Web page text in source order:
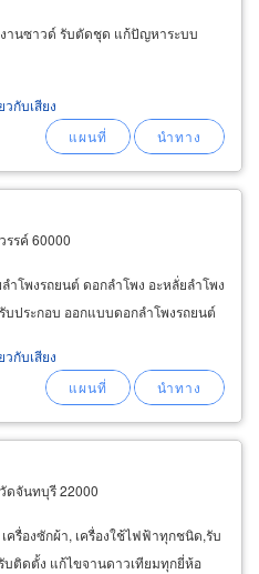
งานซาวด์ รับตัดชุด แก้ปัญหาระบบ
กับเสียง
รรค์ 60000
โพงรถยนต์ ดอกลำโพง อะหลั่ยลำโพง
บประกอบ ออกแบบดอกลำโพงรถยนต์
กับเสียง
ดจันทบุรี 22000
ครื่องซักผ้า, เครื่องใช้ไฟฟ้าทุกชนิด,รับ
บติดตั้ง แก้ไขจานดาวเทียมทุกยี่ห้อ